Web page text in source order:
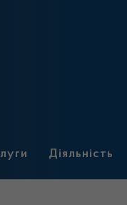
Діяльність